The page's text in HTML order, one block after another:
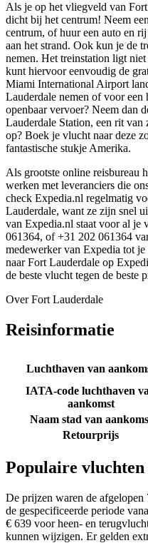
Als je op het vliegveld van
dicht bij het centrum! Neem
centrum, of huur een auto en
aan het strand. Ook kun je de
nemen. Het treinstation ligt
kunt hiervoor eenvoudig de
Miami International Airport
Lauderdale nemen of voor
openbaar vervoer? Neem dan
Lauderdale Station, een rit van
op? Boek je vlucht naar deze
fantastische stukje Amerika.
Als grootste online reisbureau
werken met leveranciers die
check Expedia.nl regelmatig
Lauderdale, want ze zijn snel
van Expedia.nl staat voor al je
061364, of +31 202 061364
medewerker van Expedia tot
naar Fort Lauderdale op
de beste vlucht tegen de beste
Over Fort Lauderdale
Reisinformatie
Luchthaven van
IATA-code luchthaven
aankomst
Naam stad van
Retourprijs
Populaire
De prijzen waren de afgelopen
de gespecificeerde periode
€ 639 voor heen- en
kunnen wijzigen. Er gelden